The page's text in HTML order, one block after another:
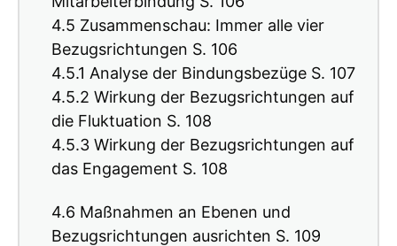
4.5 Zusammenschau: Immer alle vier
Bezugsrichtungen S. 106
4.5.1 Analyse der Bindungsbezüge S. 107
4.5.2 Wirkung der Bezugsrichtungen auf
die Fluktuation S. 108
4.5.3 Wirkung der Bezugsrichtungen auf
das Engagement S. 108
4.6 Maßnahmen an Ebenen und
Bezugsrichtungen ausrichten S. 109